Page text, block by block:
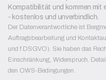
Kompatibilität und kommen mit
- kostenlos und unverbindlich.
Der Datenverantwortliche ist
Auftragsbearbeitung und
und f DSGVO). Sie haben das
Einschränkung, Widerspruch.
den OWS-Bedingungen.